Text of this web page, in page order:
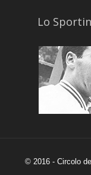
​Lo
© 2016 - Circolo